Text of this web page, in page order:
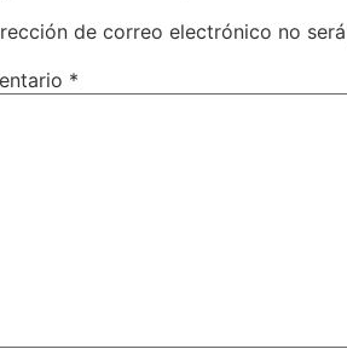
de correo electrónico no
*